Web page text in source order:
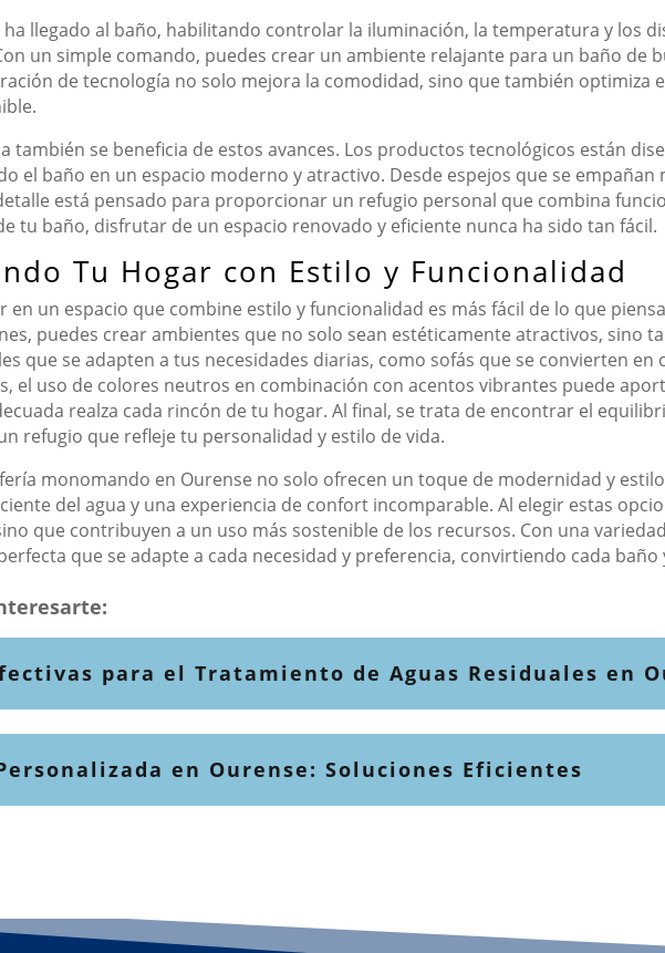
llegado al baño, habilitando controlar la iluminación, la temperatura y los
un simple comando, puedes crear un ambiente relajante para un baño de
de tecnología no solo mejora la comodidad, sino que también optimiza
también se beneficia de estos avances. Los productos tecnológicos están
el baño en un espacio moderno y atractivo. Desde espejos que se
está pensado para proporcionar un refugio personal que combina
tu baño, disfrutar de un espacio renovado y eficiente nunca ha sido tan fácil.
Tu Hogar con Estilo y Funcionalidad
un espacio que combine estilo y funcionalidad es más fácil de lo que
puedes crear ambientes que no solo sean estéticamente atractivos, sino
que se adapten a tus necesidades diarias, como sofás que se convierten en
el uso de colores neutros en combinación con acentos vibrantes puede
realza cada rincón de tu hogar. Al final, se trata de encontrar el
refugio que refleje tu personalidad y estilo de vida.
monomando en Ourense no solo ofrecen un toque de modernidad y
del agua y una experiencia de confort incomparable. Al elegir estas
que contribuyen a un uso más sostenible de los recursos. Con una
que se adapte a cada necesidad y preferencia, convirtiendo cada
para el Tratamiento de Aguas Residuales en
en Ourense: Soluciones Eficientes